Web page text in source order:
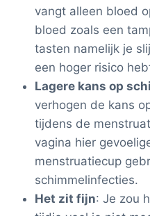
vangt alleen bloed
bloed zoals een
tasten namelijk je
een hoger risico
Lagere kans op
verhogen de kans
tijdens de
vagina hier
menstruatiecup
schimmelinfecties.
Het zit fijn: Je zou